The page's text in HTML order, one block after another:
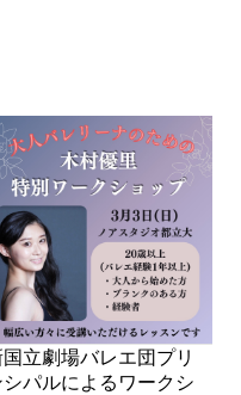
国立劇場バレエ団プリ
シパルによるワークシ